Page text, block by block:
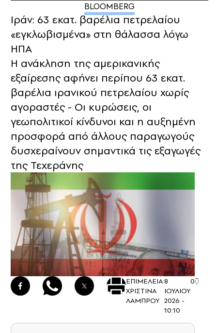
BLOOMBERG
Ιράν: 63 εκατ. βαρέλια πετρελαίου
«εγκλωβισμένα» στη θάλασσα λόγω
ΗΠΑ
Η ανάκληση της αμερικανικής
εξαίρεσης αφήνει περίπου 63 εκατ.
βαρέλια ιρανικού πετρελαίου χωρίς
αγοραστές - Οι κυρώσεις, οι
γεωπολιτικοί κίνδυνοι και η αυξημένη
προσφορά από άλλους παραγωγούς
δυσχεραίνουν σημαντικά τις εξαγωγές
της Τεχεράνης
ΕΠΙΜΕΛΕΙΑ:
ΧΡΙΣΤΙΝΑ
ΛΑΜΠΡΟΥ
8
ΙΟΥΛΙΟΥ
2026 -
10:10
0